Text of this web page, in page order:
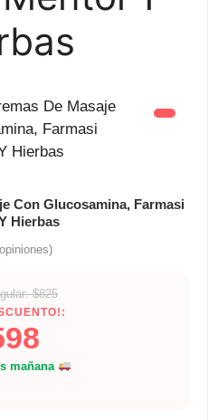
Glucosamina, Farmasi
Hierbas
$825
mañana